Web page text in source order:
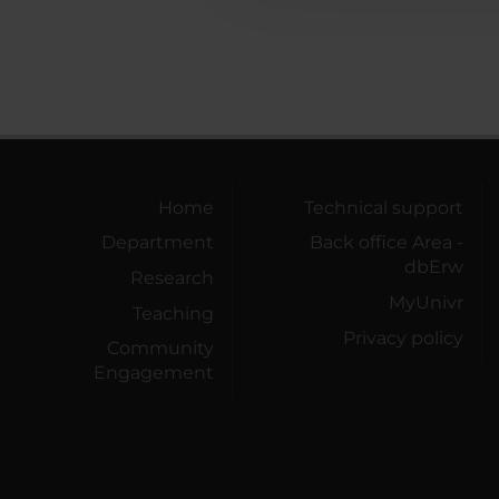
Home
Department
Research
Teaching
Community
Engagement
Technical support
Back office Area -
dbErw
MyUnivr
Privacy policy